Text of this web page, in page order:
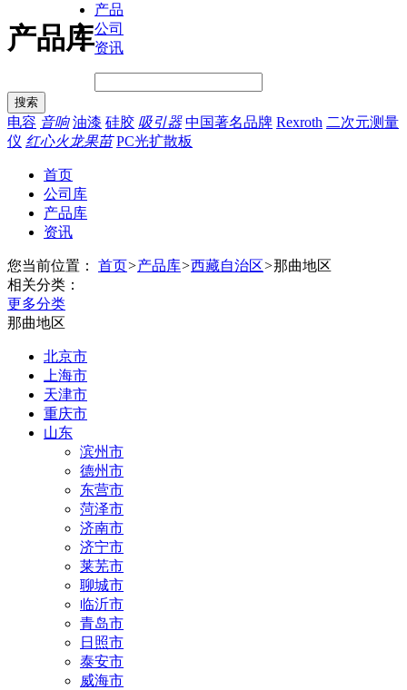
产品库
产品
公司
资讯
电容 音响 油漆 硅胶 吸引器 中国著名品牌 Rexroth 二次元测量
仪 红心火龙果苗 PC光扩散板
首页
公司库
产品库
资讯
您当前位置： 首页>产品库>西藏自治区>那曲地区
相关分类：
更多分类
那曲地区
北京市
上海市
天津市
重庆市
山东
滨州市
德州市
东营市
菏泽市
济南市
济宁市
莱芜市
聊城市
临沂市
青岛市
日照市
泰安市
威海市